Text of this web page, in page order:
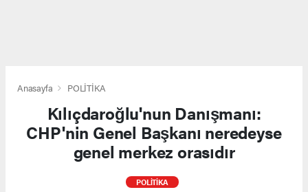
Anasayfa POLİTİKA
Kılıçdaroğlu'nun Danışmanı:
CHP'nin Genel Başkanı neredeyse
genel merkez orasıdır
POLİTİKA